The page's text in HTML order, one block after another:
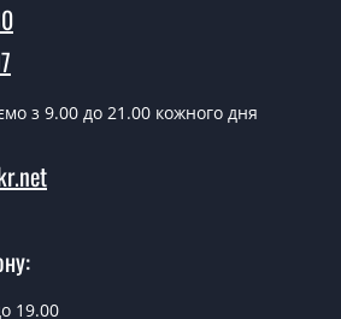
з 9.00 до 21.00 кожного дня
19.00